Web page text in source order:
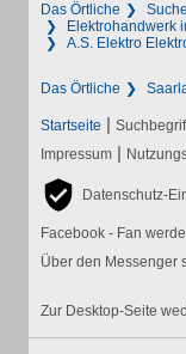
Das Örtliche Suche
Elektrohandwerk
A.S. Elektro
Das Örtliche
Startseite |
Impressum |
Datenschutz-
Facebook - Fan
Über den Messenger
Zur Desktop-Seite